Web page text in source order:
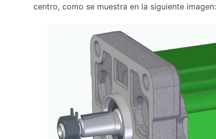
centro, como se muestra en la siguiente imagen: